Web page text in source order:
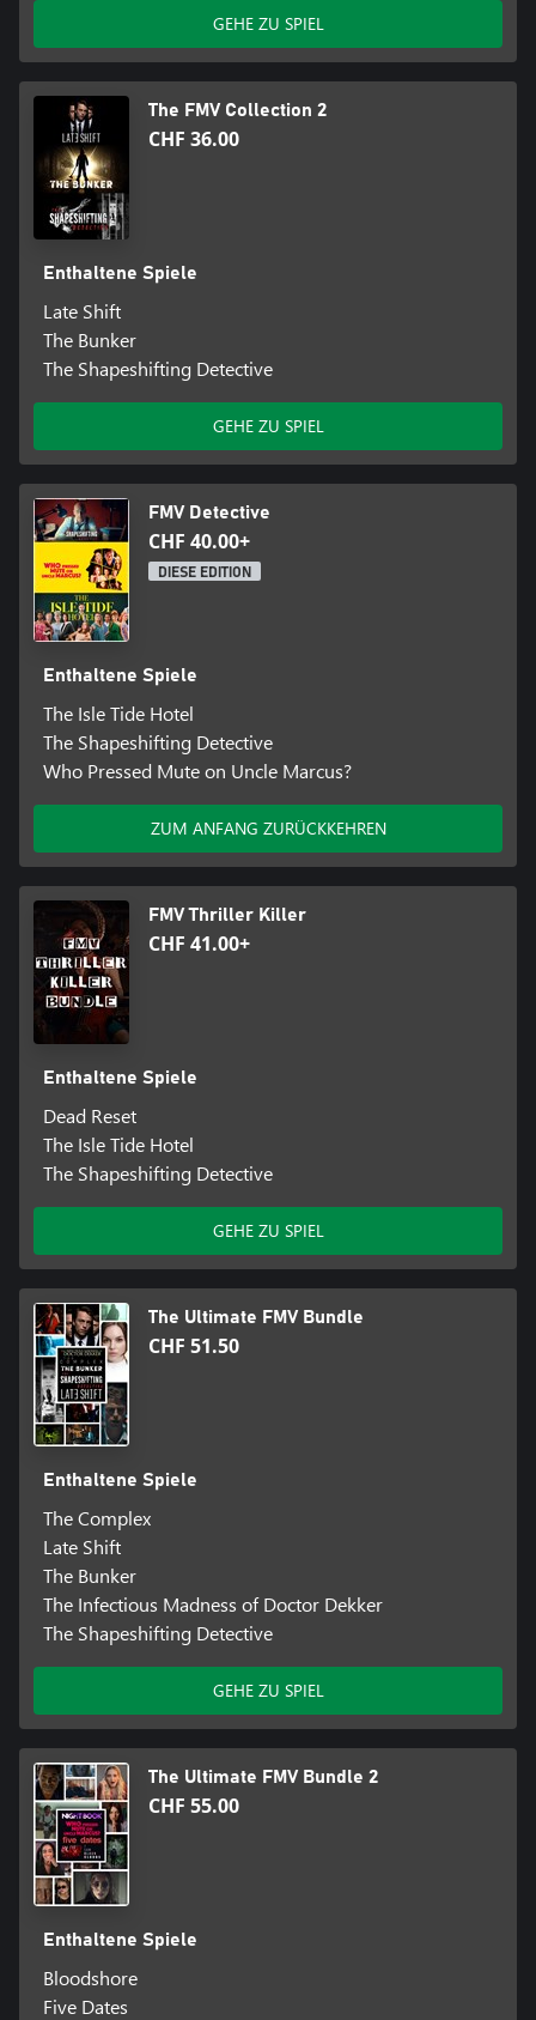
GEHE ZU SPIEL
The FMV Collection 2
CHF 36.00
Enthaltene Spiele
Late Shift
The Bunker
The Shapeshifting Detective
GEHE ZU SPIEL
FMV Detective
CHF 40.00+
DIESE EDITION
Enthaltene Spiele
The Isle Tide Hotel
The Shapeshifting Detective
Who Pressed Mute on Uncle Marcus?
ZUM ANFANG ZURÜCKKEHREN
FMV Thriller Killer
CHF 41.00+
Enthaltene Spiele
Dead Reset
The Isle Tide Hotel
The Shapeshifting Detective
GEHE ZU SPIEL
The Ultimate FMV Bundle
CHF 51.50
Enthaltene Spiele
The Complex
Late Shift
The Bunker
The Infectious Madness of Doctor Dekker
The Shapeshifting Detective
GEHE ZU SPIEL
The Ultimate FMV Bundle 2
CHF 55.00
Enthaltene Spiele
Bloodshore
Five Dates